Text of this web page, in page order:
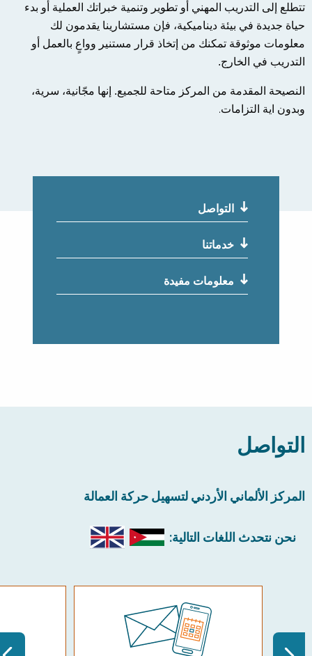
تتطلع إلى التدريب المهني أو تطوير وتنمية خبراتك العملية أو بدء
حياة جديدة في بيئة ديناميكية، فإن مستشارينا يقدمون لك
معلومات موثوقة تمكنك من إتخاذ قرار مستنير وواعٍ بالعمل أو
التدريب في الخارج.
النصيحة المقدمة من المركز متاحة للجميع. إنها مجّانية، سرية،
وبدون اية التزامات.
التواصل
خدماتنا
معلومات مفيدة
التواصل
المركز الألماني الأردني لتسهيل حركة العمالة
نحن نتحدث اللغات التالية: